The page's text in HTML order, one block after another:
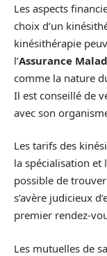
Les aspects
choix d’un
kinésithérapie
l’Assurance
comme la nature
Il est conseillé de
avec son
Les tarifs des
la spécialisation et
possible de
s’avère judicieux
premier rendez-
Les mutuelles de